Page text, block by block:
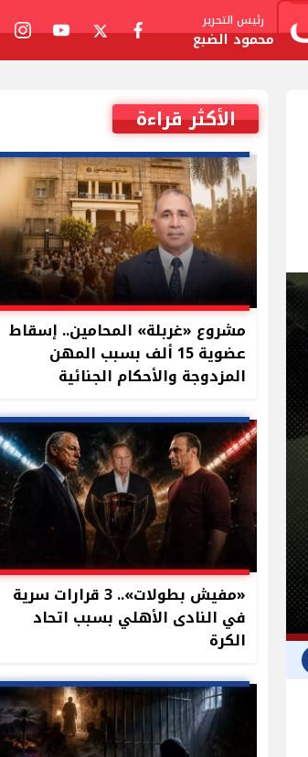
رئيس التحرير
محمود الضبع facebook
twitter
youtube
الأكثر قراءة
مشروع «غربلة» المحامين.. إسقاط
عضوية 15 ألف بسبب المهن
المزدوجة والأحكام الجنائية
«مفيش بطولات».. 3 قرارات سرية
في النادى الأهلي بسبب اتحاد
الكرة